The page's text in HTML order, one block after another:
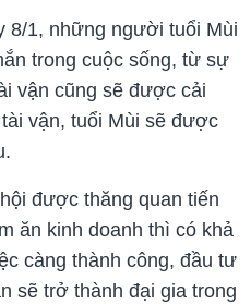
8/1, những người tuổi Mùi
trong cuộc sống, từ sự
vận cũng sẽ được cải
vận, tuổi Mùi sẽ được
được thăng quan tiến
ăn kinh doanh thì có khả
càng thành công, đầu tư
sẽ trở thành đại gia trong